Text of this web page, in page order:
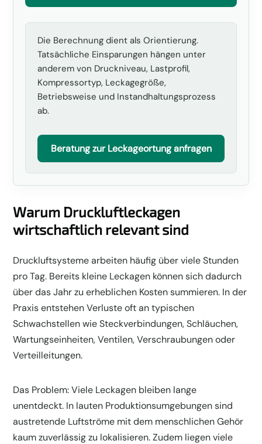
Die Berechnung dient als Orientierung.
Tatsächliche Einsparungen hängen unter
anderem von Druckniveau, Lastprofil,
Kompressortyp, Leckagegröße,
Betriebsweise und Instandhaltungsprozess
ab.
Beratung zur Leckageortung anfragen
Warum Druckluftleckagen
wirtschaftlich relevant sind
Druckluftsysteme arbeiten häufig über viele Stunden
pro Tag. Bereits kleine Leckagen können sich dadurch
über das Jahr zu erheblichen Kosten summieren. In der
Praxis entstehen Verluste oft an typischen
Schwachstellen wie Steckverbindungen, Schläuchen,
Wartungseinheiten, Ventilen, Verschraubungen oder
Verteilleitungen.
Das Problem: Viele Leckagen bleiben lange
unentdeckt. In lauten Produktionsumgebungen sind
austretende Luftströme mit dem menschlichen Gehör
kaum zuverlässig zu lokalisieren. Zudem liegen viele